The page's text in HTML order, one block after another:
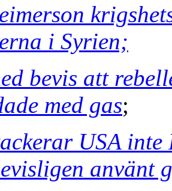
i Syrien;
bevis att
med gas;
USA
använt